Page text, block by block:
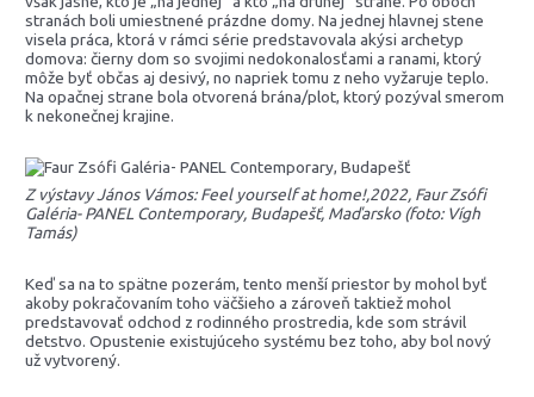
stranách boli umiestnené prázdne domy. Na jednej hlavnej stene
visela práca, ktorá v rámci série predstavovala akýsi archetyp
domova: čierny dom so svojimi nedokonalosťami a ranami, ktorý
môže byť občas aj desivý, no napriek tomu z neho vyžaruje teplo.
Na opačnej strane bola otvorená brána/plot, ktorý pozýval smerom
k nekonečnej krajine.
Z výstavy János Vámos: Feel yourself at home!,2022, Faur Zsófi
Galéria- PANEL Contemporary, Budapešť, Maďarsko (foto: Vígh
Tamás)
Keď sa na to spätne pozerám, tento menší priestor by mohol byť
akoby pokračovaním toho väčšieho a zároveň taktiež mohol
predstavovať odchod z rodinného prostredia, kde som strávil
detstvo. Opustenie existujúceho systému bez toho, aby bol nový
už vytvorený.